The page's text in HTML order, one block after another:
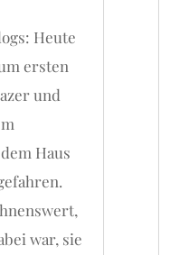
Heute
ersten
und
Haus
war, sie